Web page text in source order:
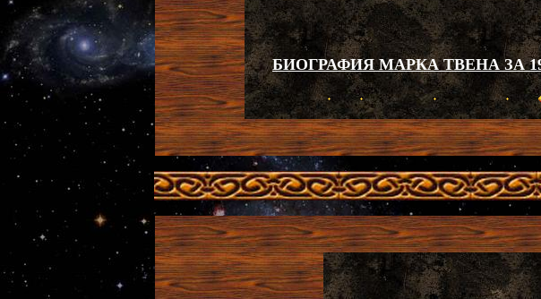
БИОГРАФИЯ МАРКА ТВЕНА ЗА